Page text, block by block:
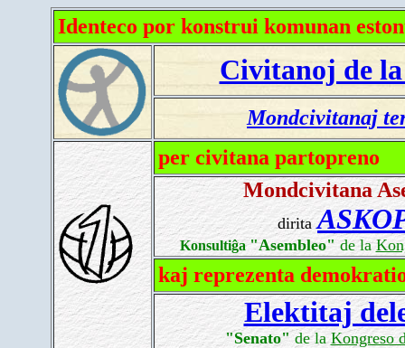
Identeco por konstrui komunan
Civitanoj de
Mondcivitanaj
per civitana partopreno
Mondcivitana
dirita
Konsultiĝa"Asembleo" de la
kaj reprezenta
Elektitaj
"Senato" de laKongreso